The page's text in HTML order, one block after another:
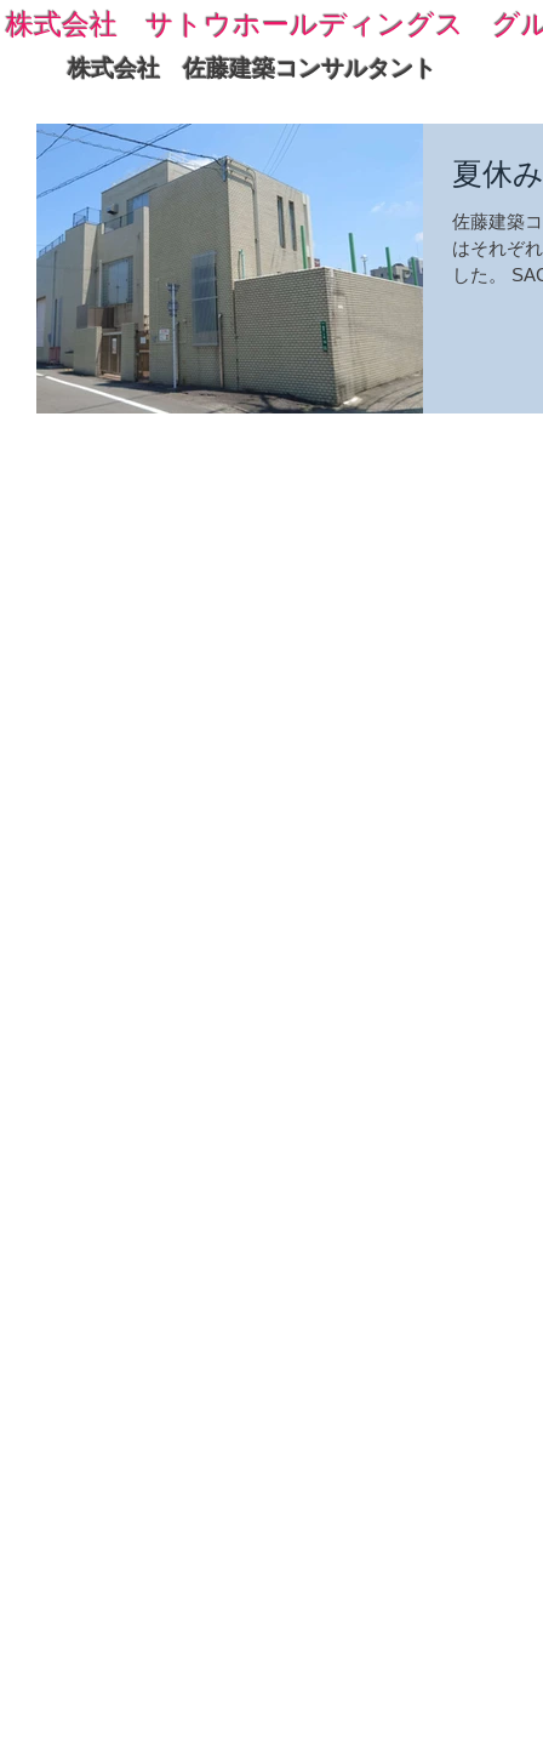
株式会社 サトウホールディングス グ
株式会社 佐藤建築コンサルタント
夏休
佐藤建築
はそれぞ
した。